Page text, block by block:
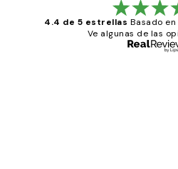
4.4 de 5 estrellas Basado
Ve algunas de las